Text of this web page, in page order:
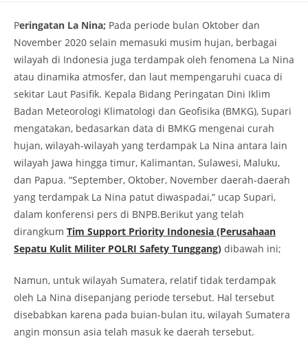
Peringatan La Nina; Pada periode bulan Oktober dan
November 2020 selain memasuki musim hujan, berbagai
wilayah di Indonesia juga terdampak oleh fenomena La Nina
atau dinamika atmosfer, dan laut mempengaruhi cuaca di
sekitar Laut Pasifik. Kepala Bidang Peringatan Dini Iklim
Badan Meteorologi Klimatologi dan Geofisika (BMKG), Supari
mengatakan, bedasarkan data di BMKG mengenai curah
hujan, wilayah-wilayah yang terdampak La Nina antara lain
wilayah Jawa hingga timur, Kalimantan, Sulawesi, Maluku,
dan Papua. “September, Oktober, November daerah-daerah
yang terdampak La Nina patut diwaspadai,” ucap Supari,
dalam konferensi pers di BNPB.Berikut yang telah
dirangkum Tim Support Priority Indonesia (Perusahaan
Sepatu Kulit Militer POLRI Safety Tunggang) dibawah ini;
Namun, untuk wilayah Sumatera, relatif tidak terdampak
oleh La Nina disepanjang periode tersebut. Hal tersebut
disebabkan karena pada buian-bulan itu, wilayah Sumatera
angin monsun asia telah masuk ke daerah tersebut.